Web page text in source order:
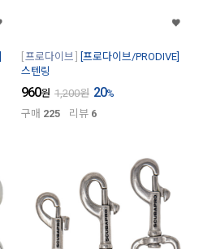
프로다이브
[프로다이브/PRODIVE]
스텐링
960원 1,200원 20%
구매 225 리뷰 6